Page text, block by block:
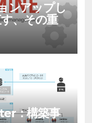
ンアップし
、その重
：構築事